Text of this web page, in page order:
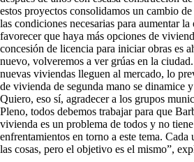
estos proyectos consolidamos un cambio
las condiciones necesarias para aumentar
favorecer que haya más opciones de
concesión de licencia para iniciar obras es
nuevo, volveremos a ver grúas en la
nuevas viviendas lleguen al mercado, lo
de vivienda de segunda mano se dinamice
Quiero, eso sí, agradecer a los grupos
Pleno, todos debemos trabajar para que
vivienda es un problema de todos y no
enfrentamientos en torno a este tema. Cada
las cosas, pero el objetivo es el mismo”,